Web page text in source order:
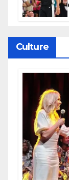
Culture